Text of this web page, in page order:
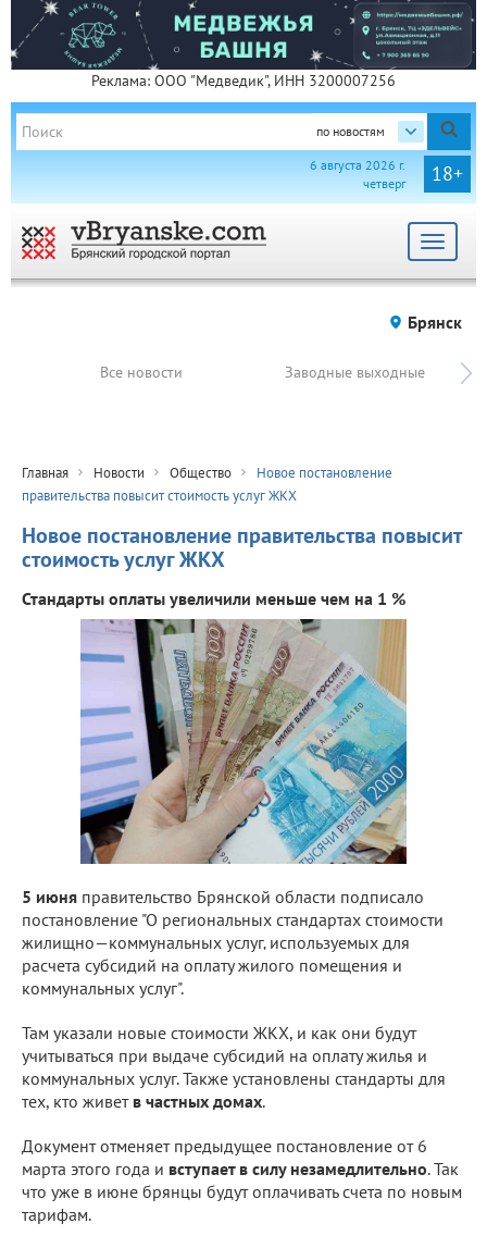
Реклама: ООО "Медведик", ИНН 3200007256
по новостям
18+
6 августа 2026 г.
четверг
Toggle
Брянск
Все новости Заводные выходные
Главная Новости Общество
Новое постановление
правительства повысит стоимость услуг ЖКХ
Новое постановление правительства повысит
стоимость услуг ЖКХ
Стандарты оплаты увеличили меньше чем на 1 %
5 июня правительство Брянской области подписало
постановление "О региональных стандартах стоимости
жилищно—коммунальных услуг‚ используемых для
расчета субсидий на оплату жилого помещения и
коммунальных услуг".
Там указали новые стоимости ЖКХ, и как они будут
учитываться при выдаче субсидий на оплату жилья и
коммунальных услуг. Также установлены стандарты для
тех, кто живетв частных домах.
Документ отменяет предыдущее постановление от 6
марта этого года и вступает в силу незамедлительно. Так
что уже в июне брянцы будут оплачивать счета по новым
тарифам.